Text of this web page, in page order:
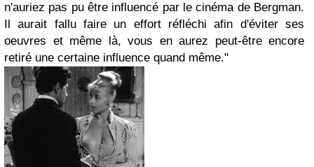
n'auriez pas pu être influencé par le cinéma de Bergman.
Il aurait fallu faire un effort réfléchi afin d'éviter ses
oeuvres et même là, vous en aurez peut-être encore
retiré une certaine influence quand même."